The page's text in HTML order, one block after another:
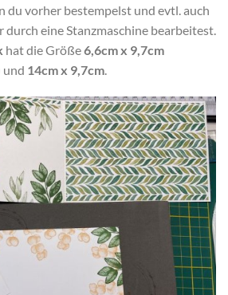
du vorher bestempelst und evtl. auch
durch eine Stanzmaschine bearbeitest.
hat die Größe6,6cm x 9,7cm
und 14cm x 9,7cm.